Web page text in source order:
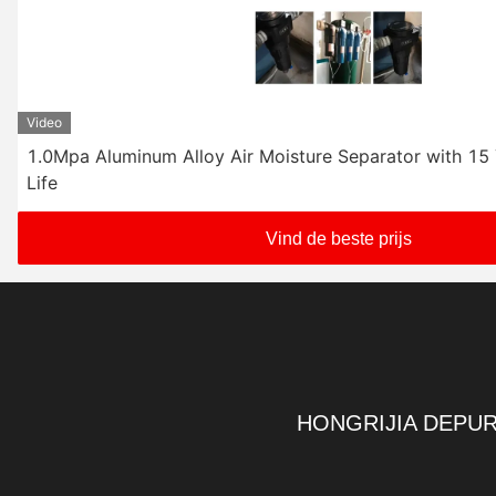
Video
1.0Mpa Aluminum Alloy Air Moisture Separator with 15
Life
Vind de beste prijs
HONGRIJIA